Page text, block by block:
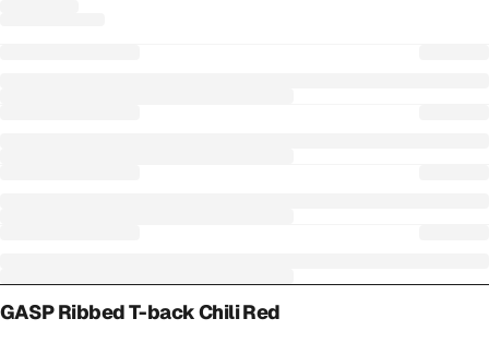
GASP Ribbed T-back Chili Red